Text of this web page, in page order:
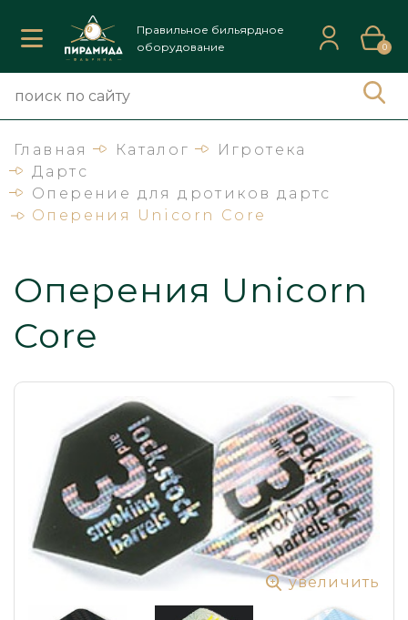
Правильное бильярдное
оборудование
0
Главная Каталог
Игротека
Дартс
Оперение для дротиков дартс
Оперения Unicorn Core
Оперения Unicorn
Core
увеличить